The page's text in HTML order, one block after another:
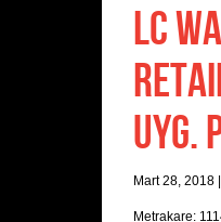
LC
UYG.
Mart 28, 2018
Metrakare: